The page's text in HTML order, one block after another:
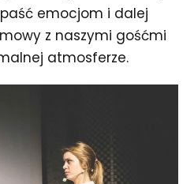
emocjom i dalej
z naszymi gośćmi
atmosferze.